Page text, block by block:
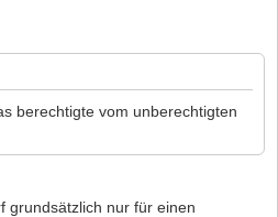
berechtigte vom unberechtigten
grundsätzlich nur für einen